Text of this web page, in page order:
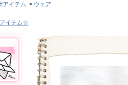
アイテム > ウェア
イテム☆